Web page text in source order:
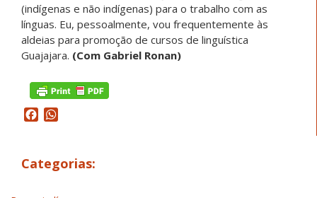
(indígenas e não indígenas) para o trabalho com as
línguas. Eu, pessoalmente, vou frequentemente às
aldeias para promoção de cursos de linguística
Guajajara. (Com Gabriel Ronan)
Facebook
Categorias: